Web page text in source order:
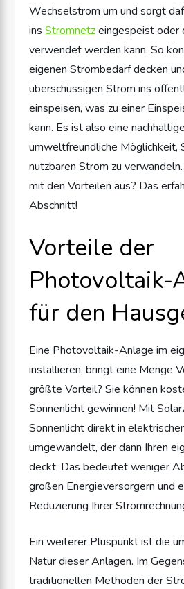
Wechselstrom um und sorgt
insStromnetzeingespeist oder
verwendet werden kann. So
eigenen Strombedarf decken
überschüssigen Strom ins
einspeisen, was zu einer
kann. Es ist also eine
umweltfreundliche Möglichkeit,
nutzbaren Strom zu
mit den Vorteilen aus? Das
Abschnitt!
Vorteile der
Photovoltaik-
für den
Eine Photovoltaik-Anlage im
installieren, bringt eine Menge
größte Vorteil? Sie können
Sonnenlicht gewinnen! Mit
Sonnenlicht direkt in
umgewandelt, der dann Ihren
deckt. Das bedeutet weniger
großen Energieversorgern und
Reduzierung Ihrer
Ein weiterer Pluspunkt ist die
Natur dieser Anlagen. Im
traditionellen Methoden der